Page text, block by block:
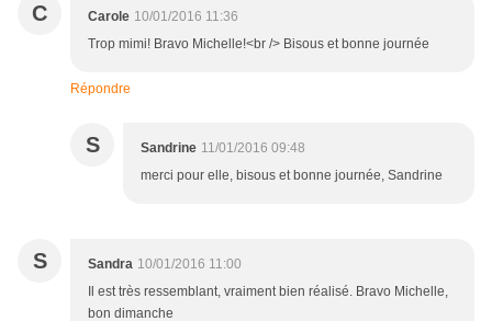
C Carole 10/01/2016 11:36
Trop mimi! Bravo Michelle!<br /> Bisous et bonne journée
Répondre
S Sandrine 11/01/2016 09:48
merci pour elle, bisous et bonne journée, Sandrine
S Sandra 10/01/2016 11:00
Il est très ressemblant, vraiment bien réalisé. Bravo Michelle,
bon dimanche